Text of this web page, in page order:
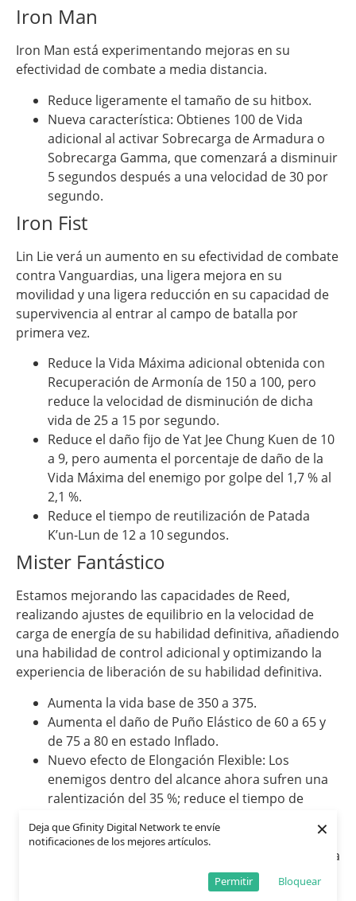
Deja que Gfinity Digital Network te envíe
notificaciones de los mejores artículos.
Bloquear
Permitir
×
Iron Man
Iron Man está experimentando mejoras en su
efectividad de combate a media distancia.
Reduce ligeramente el tamaño de su hitbox.
Nueva característica: Obtienes 100 de Vida
adicional al activar Sobrecarga de Armadura o
Sobrecarga Gamma, que comenzará a disminuir
5 segundos después a una velocidad de 30 por
segundo.
Iron Fist
Lin Lie verá un aumento en su efectividad de combate
contra Vanguardias, una ligera mejora en su
movilidad y una ligera reducción en su capacidad de
supervivencia al entrar al campo de batalla por
primera vez.
Reduce la Vida Máxima adicional obtenida con
Recuperación de Armonía de 150 a 100, pero
reduce la velocidad de disminución de dicha
vida de 25 a 15 por segundo.
Reduce el daño fijo de Yat Jee Chung Kuen de 10
a 9, pero aumenta el porcentaje de daño de la
Vida Máxima del enemigo por golpe del 1,7 % al
2,1 %.
Reduce el tiempo de reutilización de Patada
K’un-Lun de 12 a 10 segundos.
Mister Fantástico
Estamos mejorando las capacidades de Reed,
realizando ajustes de equilibrio en la velocidad de
carga de energía de su habilidad definitiva, añadiendo
una habilidad de control adicional y optimizando la
experiencia de liberación de su habilidad definitiva.
Aumenta la vida base de 350 a 375.
Aumenta el daño de Puño Elástico de 60 a 65 y
de 75 a 80 en estado Inflado.
Nuevo efecto de Elongación Flexible: Los
enemigos dentro del alcance ahora sufren una
ralentización del 35 %; reduce el tiempo de
s.
Reduce la elasticidad obtenida de Fuerza Elástica
(habilidad pasiva) de 30 a 20, mientras que la
elasticidad otorgada por Puño Elástico aumenta